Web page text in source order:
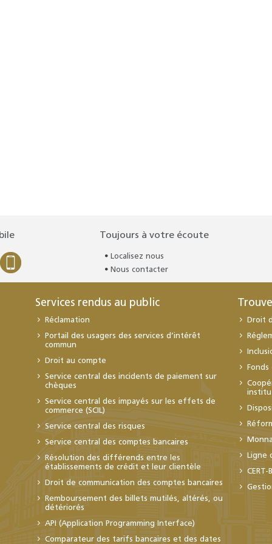
Toujours à votre écoute
Localisez nous
Nous contacter
Services rendus au public
Réclamation
Portail des usagers des services d’intérêt
commun
Droit au compte
Service central des incidents de paiement sur
chèques
Service central des impayés sur les effets de
commerce (SCIL)
Service central des risques
Service central des comptes bancaires
Résolution des différends entre les
établissements de crédit et leur clientèle
Droit de communication des comptes bancaires
Remboursement des billets mutilés, altérés, ou
détériorés
API (Application Programming Interface)
Comparateur des tarifs bancaires et des dates
Droit
Ligne
CERT-